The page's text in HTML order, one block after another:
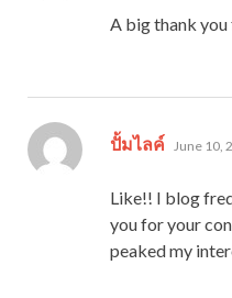
A big thank
ปั้มไลค์ says:
June 10,
Like!! I blog
you for your
peaked my